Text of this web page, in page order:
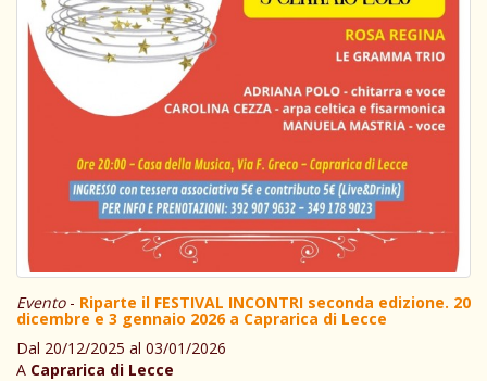
Evento- Riparte il FESTIVAL INCONTRI seconda edizione. 20
dicembre e 3 gennaio 2026 a Caprarica di Lecce
Dal 20/12/2025 al 03/01/2026
A Caprarica di Lecce